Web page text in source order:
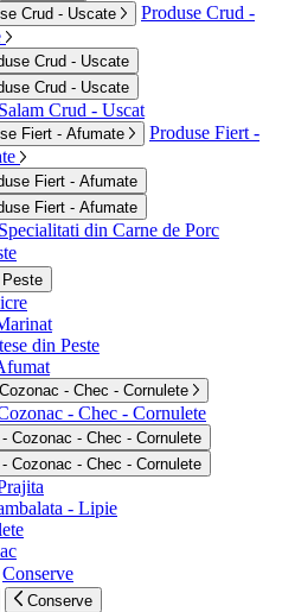
Crud - Uscate
Produse Crud -
Crud - Uscate
Crud - Uscate
Salam Crud - Uscat
Fiert - Afumate
Produse Fiert -
Fiert - Afumate
Fiert - Afumate
Specialitati din Carne de Porc
Peste
din Peste
- Chec - Cornulete
- Chec - Cornulete
Cozonac - Chec - Cornulete
Cozonac - Chec - Cornulete
- Lipie
Conserve
Conserve